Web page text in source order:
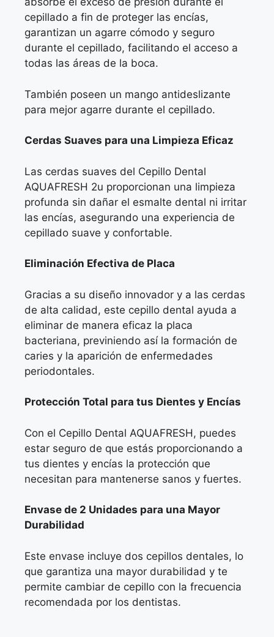
cepillado a fin de proteger las encías,
garantizan un agarre cómodo y seguro
durante el cepillado, facilitando el acceso a
todas las áreas de la boca.
También poseen un mango antideslizante
para mejor agarre durante el cepillado.
Cerdas Suaves para una Limpieza Eficaz
Las cerdas suaves del Cepillo Dental
AQUAFRESH 2u proporcionan una limpieza
profunda sin dañar el esmalte dental ni irritar
las encías, asegurando una experiencia de
cepillado suave y confortable.
Eliminación Efectiva de Placa
Gracias a su diseño innovador y a las cerdas
de alta calidad, este cepillo dental ayuda a
eliminar de manera eficaz la placa
bacteriana, previniendo así la formación de
caries y la aparición de enfermedades
periodontales.
Protección Total para tus Dientes y Encías
Con el Cepillo Dental AQUAFRESH, puedes
estar seguro de que estás proporcionando a
tus dientes y encías la protección que
necesitan para mantenerse sanos y fuertes.
Envase de 2 Unidades para una Mayor
Durabilidad
Este envase incluye dos cepillos dentales, lo
que garantiza una mayor durabilidad y te
permite cambiar de cepillo con la frecuencia
recomendada por los dentistas.